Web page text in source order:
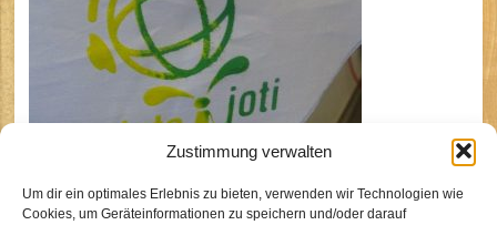
Zustimmung verwalten
Um dir ein optimales Erlebnis zu bieten, verwenden wir Technologien wie
Cookies, um Geräteinformationen zu speichern und/oder darauf